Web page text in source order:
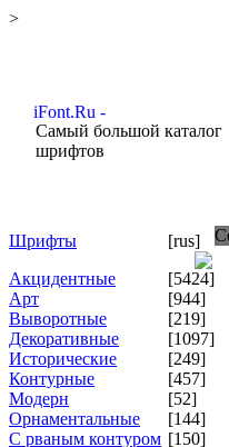
>
Самый большой каталог
шрифтов
Шрифты
[rus]
Акцидентные
[5424]
Арт
[944]
Выворотные
[219]
Декоративные
[1097]
Исторические
[249]
Контурные
[457]
Модерн
[52]
Орнаментальные
[144]
С рваным контуром [150]